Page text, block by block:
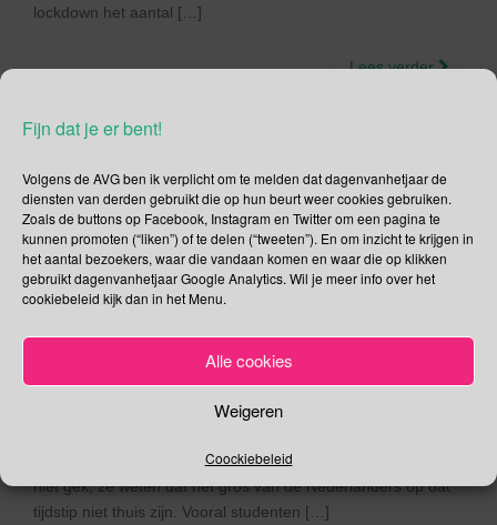
Fijn dat je er bent!
Volgens de AVG ben ik verplicht om te melden dat dagenvanhetjaar de
diensten van derden gebruikt die op hun beurt weer cookies gebruiken.
Zoals de buttons op Facebook, Instagram en Twitter om een pagina te
kunnen promoten (“liken”) of te delen (“tweeten”). En om inzicht te krijgen in
het aantal bezoekers, waar die vandaan komen en waar die op klikken
gebruikt dagenvanhetjaar Google Analytics. Wil je meer info over het
cookiebeleid kijk dan in het Menu.
Alle cookies
Weigeren
Coockiebeleid
lockdown het aantal […]
Lees verder
23 december – Kerst is het
Walhalla
23/12/2016 Gina Makken
Kerst is het Walhalla voor inbrekers Topdrukte verwacht
tijdens de Kerst voor het inbrekersgilde, vergis je niet zij
kerst twee keer hoger dan normaal. Dieven zijn natuurlijk ook
niet gek, ze weten dat het gros van de Nederlanders op dat
tijdstip niet thuis zijn. Vooral studenten […]